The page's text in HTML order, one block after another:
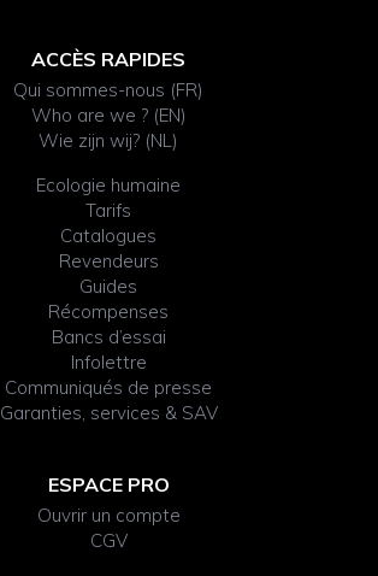
ACCÈS RAPIDES
Qui sommes-nous (FR)
Who are we ? (EN)
Wie zijn wij? (NL)
Ecologie humaine
Tarifs
Catalogues
Revendeurs
Guides
Récompenses
Bancs d’essai
Infolettre
Communiqués de presse
Garanties, services & SAV
ESPACE PRO
Ouvrir un compte
CGV